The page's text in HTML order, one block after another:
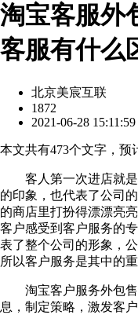
淘宝客服外
客服有什么
北京美宸互联
1872
2021-06-28 15:11:59
本文共有473个文字，预
客人第一次进店就是
的印象，也代表了公司
的商店里打扮得漂漂亮
客户感受到客户服务的
表了整个公司的形象，
所以客户服务是其中的重
淘宝客户服务外包售
息，制定策略，激发客